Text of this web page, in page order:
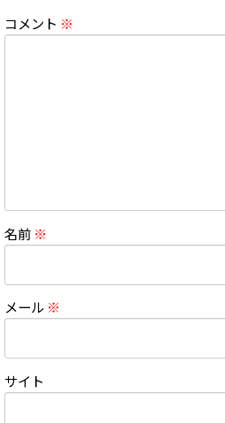
コメント ※
名前 ※
メール ※
サイト